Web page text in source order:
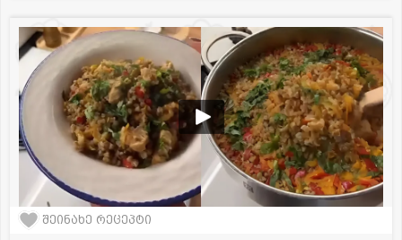
შეინახე რეცეპტი